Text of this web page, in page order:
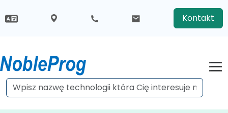
Kontakt